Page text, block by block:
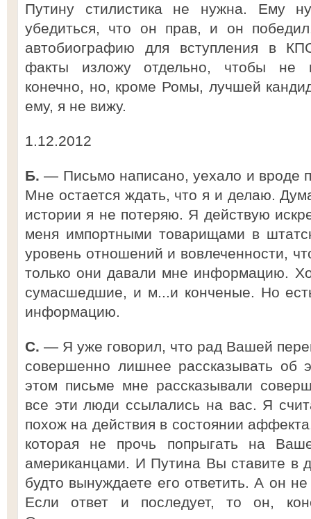
Путину стилистика не нужна. Ему
убедиться, что он прав, и он
автобиографию для вступления в
факты изложу отдельно, чтобы не
конечно, но, кроме Ромы, лучшей
ему, я не вижу.
1.12.2012
Б. — Письмо написано, уехало и вроде
Мне остается ждать, что я и делаю.
истории я не потеряю. Я действую
меня импортными товарищами в
уровень отношений и вовлеченности,
только они давали мне информацию.
сумасшедшие, и м...и конченые. Но
информацию.
С. — Я уже говорил, что рад Вашей
совершенно лишнее рассказывать об
этом письме мне рассказывали
все эти люди ссылались на вас. Я
похож на действия в состоянии
которая не прочь попрыгать на
американцами. И Путина Вы ставите в
будто вынуждаете его ответить. А он
Если ответ и последует, то он,